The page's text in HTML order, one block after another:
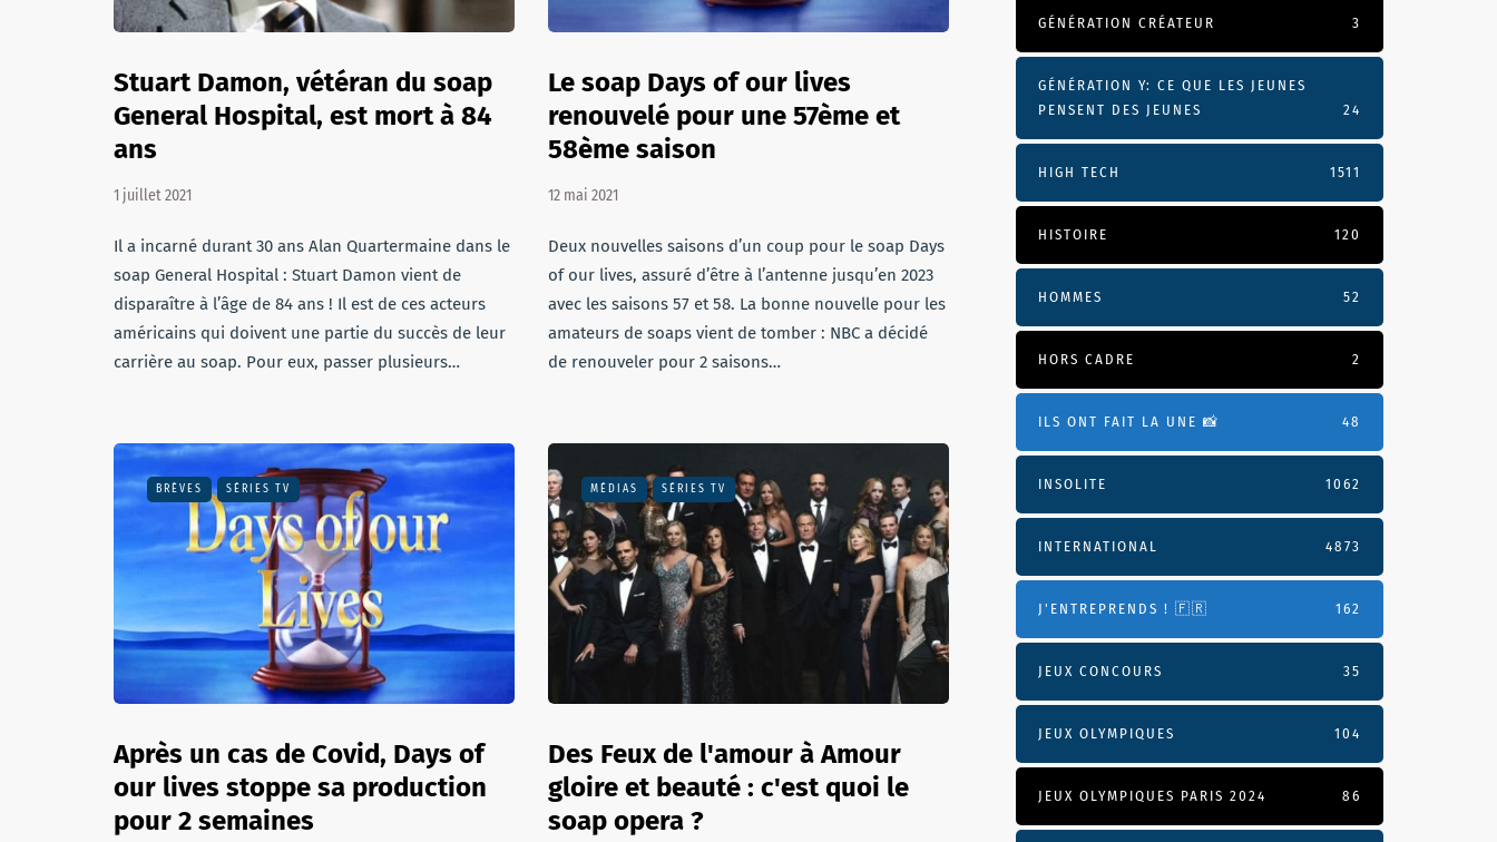
Stuart Damon, vétéran du soap
General Hospital, est mort à 84
ans
1 juillet 2021
Il a incarné durant 30 ans Alan Quartermaine dans le
soap General Hospital : Stuart Damon vient de
disparaître à l’âge de 84 ans ! Il est de ces acteurs
américains qui doivent une partie du succès de leur
carrière au soap. Pour eux, passer plusieurs…
Le soap Days of our lives
renouvelé pour une 57ème et
58ème saison
12 mai 2021
Deux nouvelles saisons d’un coup pour le soap Days
of our lives, assuré d’être à l’antenne jusqu’en 2023
avec les saisons 57 et 58. La bonne nouvelle pour les
amateurs de soaps vient de tomber : NBC a décidé
de renouveler pour 2 saisons…
BRÈVES SÉRIES TV
Après un cas de Covid, Days of
our lives stoppe sa production
pour 2 semaines
MÉDIAS SÉRIES TV
Des Feux de l'amour à Amour
gloire et beauté : c'est quoi le
soap opera ?
GÉNÉRATION CRÉATEUR 3
GÉNÉRATION Y: CE QUE LES JEUNES
PENSENT DES JEUNES
24
HIGH TECH 1511
HISTOIRE 120
HOMMES 52
HORS CADRE 2
ILS ONT FAIT LA UNE 📸 48
INSOLITE 1062
INTERNATIONAL 4873
J'ENTREPRENDS ! 🇫🇷 162
JEUX CONCOURS 35
JEUX OLYMPIQUES 104
JEUX OLYMPIQUES PARIS 2024 86